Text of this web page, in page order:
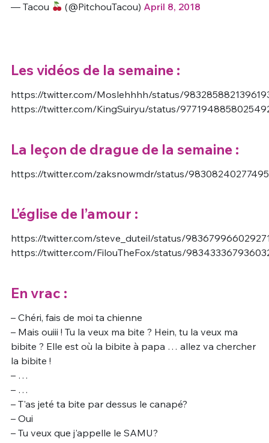
— Tacou (@PitchouTacou) April 8, 2018
Les vidéos de la semaine :
https://twitter.com/Moslehhhh/status/
https://twitter.com/KingSuiryu/status/
La leçon de drague de la semaine :
https://twitter.com/zaksnowmdr/status/
L’église de l’amour :
https://twitter.com/steve_duteil/status/
https://twitter.com/FilouTheFox/status/
En vrac :
– Chéri, fais de moi ta chienne
– Mais ouiii ! Tu la veux ma bite ? Hein, tu la veux ma
bibite ? Elle est où la bibite à papa … allez va chercher
la bibite !
– …
– …
– T'as jeté ta bite par dessus le canapé?
– Oui
– Tu veux que j'appelle le SAMU?